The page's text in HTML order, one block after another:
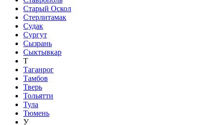
Старый Оскол
Стерлитамак
Судак
Сургут
Сызрань
Сыктывкар
Т
Таганрог
Тамбов
Тверь
Тольятти
Тула
Тюмень
У